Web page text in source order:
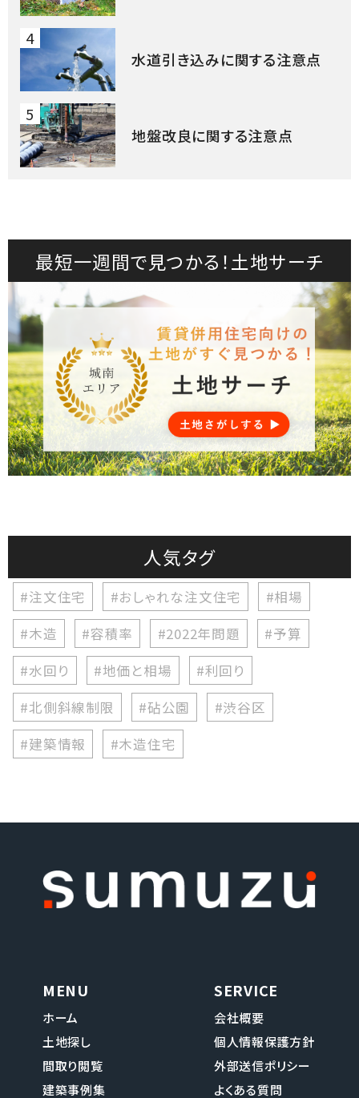
4
水道引き込みに関する注意点
5
地盤改良に関する注意点
最短一週間で見つかる！土地サーチ
人気タグ
#注文住宅 #おしゃれな注文住宅
#相場
#木造
#容積率 #2022年問題
#予算
#水回り
#地価と相場
#利回り
#北側斜線制限
#砧公園
#渋谷区
#建築情報
#木造住宅
MENU
ホーム
土地探し
間取り閲覧
建築事例集
SERVICE
会社概要
個人情報保護方針
外部送信ポリシー
よくある質問